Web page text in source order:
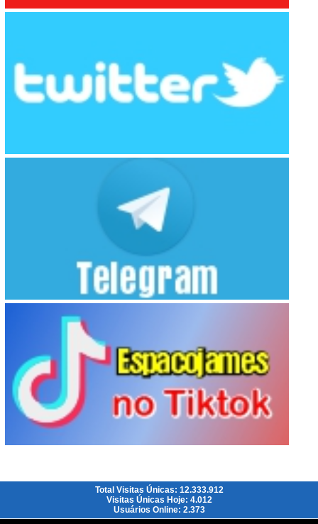
Total Visitas Únicas: 12.333.912
Visitas Únicas Hoje: 4.012
Usuários Online: 2.373